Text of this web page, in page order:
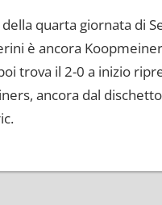
quarta giornata di
è ancora
trova il 2-0 a inizio
ancora dal